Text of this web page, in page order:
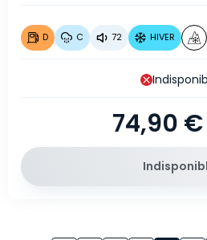
D C 72 HIVER
74,90 €